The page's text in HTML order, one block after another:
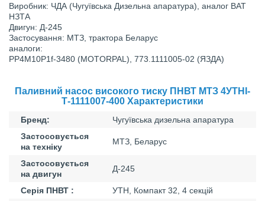
Виробник: ЧДА (Чугуївська Дизельна апаратура), аналог ВАТ
НЗТА
Двигун: Д-245
Застосування: МТЗ, трактора Беларус
аналоги:
PP4M10P1f-3480 (MOTORPAL), 773.1111005-02 (ЯЗДА)
Паливний насос високого тиску ПНВТ МТЗ 4УТНІ-
Т-1111007-400 Характеристики
Бренд:
Чугуївська дизельна апаратура
Застосовується
на техніку
МТЗ, Беларус
Застосовується
на двигун
Д-245
Серія ПНВТ :
УТН, Компакт 32, 4 секцій